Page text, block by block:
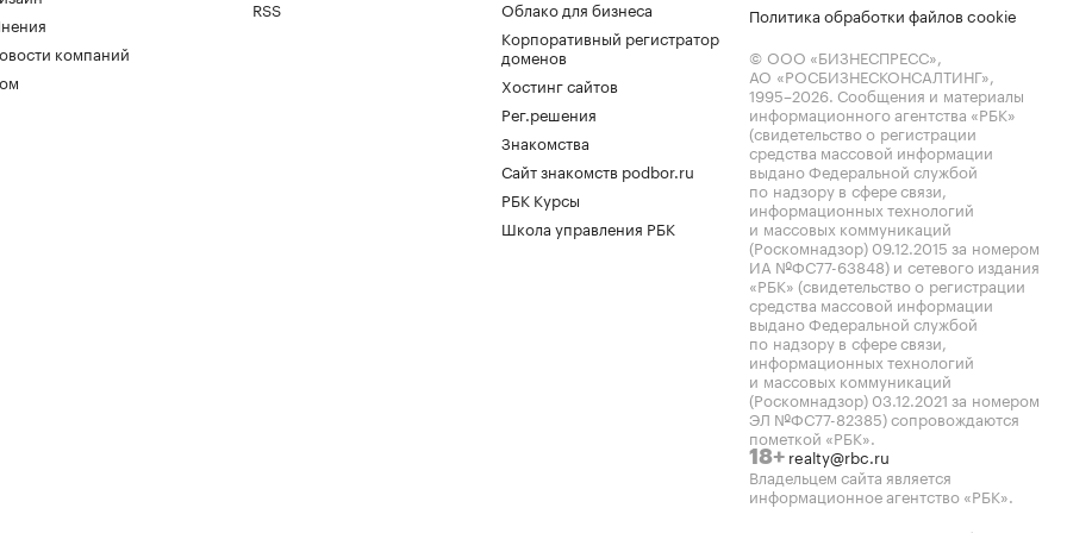
компаний
RSS
Облако для бизнеса
Корпоративный регистратор
доменов
Хостинг сайтов
Рег.решения
Знакомства
Сайт знакомств podbor.ru
РБК Курсы
Школа управления РБК
Политика обработки файлов cookie
© ООО «БИЗНЕСПРЕСС»,
АО «РОСБИЗНЕСКОНСАЛТИНГ»,
1995–2026. Сообщения и материалы
информационного агентства «РБК»
(свидетельство о регистрации
средства массовой информации
выдано Федеральной службой
по надзору в сфере связи,
информационных технологий
и массовых коммуникаций
(Роскомнадзор) 09.12.2015 за номером
ИА №ФС77-63848) и сетевого издания
«РБК» (свидетельство о регистрации
средства массовой информации
выдано Федеральной службой
по надзору в сфере связи,
информационных технологий
и массовых коммуникаций
(Роскомнадзор) 03.12.2021 за номером
ЭЛ №ФС77-82385) сопровождаются
пометкой «РБК».
18+ realty@rbc.ru
Владельцем сайта является
информационное агентство «РБК».